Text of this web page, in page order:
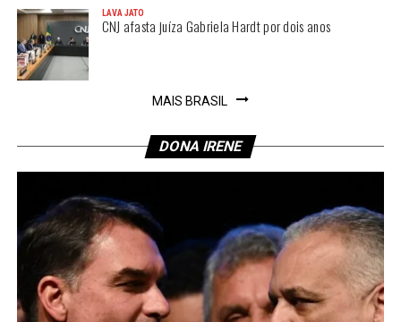
LAVA JATO
CNJ afasta juíza Gabriela Hardt por dois anos
MAIS BRASIL
DONA IRENE